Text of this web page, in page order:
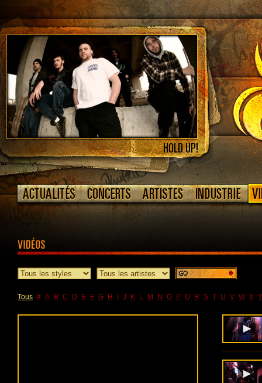
Tous # A B C D E F G H J K L M N O P Q R S T U V W X Y